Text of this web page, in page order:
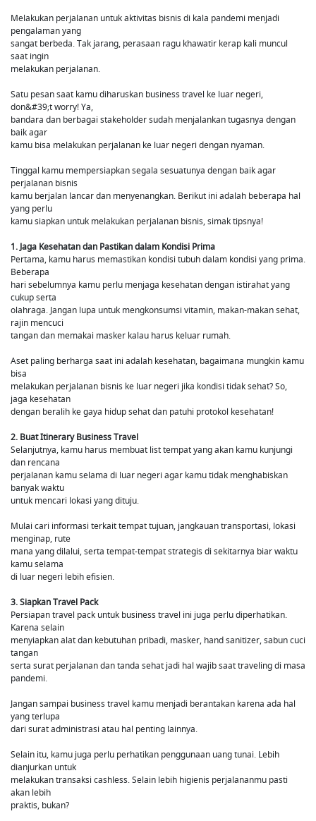
Melakukan perjalanan untuk aktivitas bisnis di kala pandemi menjadi
pengalaman yang
sangat berbeda. Tak jarang, perasaan ragu khawatir kerap kali muncul
saat ingin
melakukan perjalanan.
Satu pesan saat kamu diharuskan business travel ke luar negeri,
don&#39;t worry! Ya,
bandara dan berbagai stakeholder sudah menjalankan tugasnya dengan
baik agar
kamu bisa melakukan perjalanan ke luar negeri dengan nyaman.
Tinggal kamu mempersiapkan segala sesuatunya dengan baik agar
perjalanan bisnis
kamu berjalan lancar dan menyenangkan. Berikut ini adalah beberapa hal
yang perlu
kamu siapkan untuk melakukan perjalanan bisnis, simak tipsnya!
1. Jaga Kesehatan dan Pastikan dalam Kondisi Prima
Pertama, kamu harus memastikan kondisi tubuh dalam kondisi yang prima.
Beberapa
hari sebelumnya kamu perlu menjaga kesehatan dengan istirahat yang
cukup serta
olahraga. Jangan lupa untuk mengkonsumsi vitamin, makan-makan sehat,
rajin mencuci
tangan dan memakai masker kalau harus keluar rumah.
Aset paling berharga saat ini adalah kesehatan, bagaimana mungkin kamu
bisa
melakukan perjalanan bisnis ke luar negeri jika kondisi tidak sehat? So,
jaga kesehatan
dengan beralih ke gaya hidup sehat dan patuhi protokol kesehatan!
2. Buat Itinerary Business Travel
Selanjutnya, kamu harus membuat list tempat yang akan kamu kunjungi
dan rencana
perjalanan kamu selama di luar negeri agar kamu tidak menghabiskan
banyak waktu
untuk mencari lokasi yang dituju.
Mulai cari informasi terkait tempat tujuan, jangkauan transportasi, lokasi
menginap, rute
mana yang dilalui, serta tempat-tempat strategis di sekitarnya biar waktu
kamu selama
di luar negeri lebih efisien.
3. Siapkan Travel Pack
Persiapan travel pack untuk business travel ini juga perlu diperhatikan.
Karena selain
menyiapkan alat dan kebutuhan pribadi, masker, hand sanitizer, sabun cuci
tangan
serta surat perjalanan dan tanda sehat jadi hal wajib saat traveling di masa
pandemi.
Jangan sampai business travel kamu menjadi berantakan karena ada hal
yang terlupa
dari surat administrasi atau hal penting lainnya.
Selain itu, kamu juga perlu perhatikan penggunaan uang tunai. Lebih
dianjurkan untuk
melakukan transaksi cashless. Selain lebih higienis perjalananmu pasti
akan lebih
praktis, bukan?